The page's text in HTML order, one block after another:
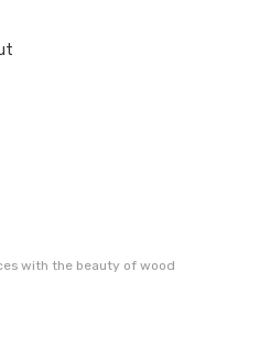
with the beauty of wood